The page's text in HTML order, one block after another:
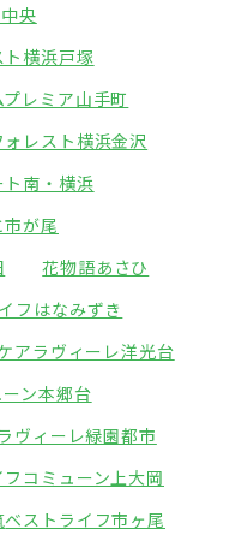
央
横浜戸塚
レミア山手町
レスト横浜金沢
南・横浜
が尾
花物語あさひ
フはなみずき
アラヴィーレ洋光台
ン本郷台
ヴィーレ緑園都市
フコミューン上大岡
ベストライフ市ヶ尾